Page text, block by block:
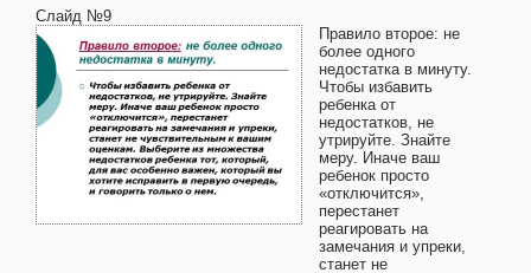
Слайд №9
Правило второе: не
более одного
недостатка в минуту.
Чтобы избавить
ребенка от
недостатков, не
утрируйте. Знайте
меру. Иначе ваш
ребенок просто
«отключится»,
перестанет
реагировать на
замечания и упреки,
станет не